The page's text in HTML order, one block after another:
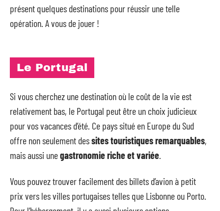
présent quelques destinations pour réussir une telle
opération. A vous de jouer !
Le Portugal
Si vous cherchez une destination où le coût de la vie est
relativement bas, le Portugal peut être un choix judicieux
pour vos vacances d’été. Ce pays situé en Europe du Sud
offre non seulement dessites touristiques remarquables,
mais aussi unegastronomie riche et variée.
Vous pouvez trouver facilement des billets d’avion à petit
prix vers les villes portugaises telles que Lisbonne ou Porto.